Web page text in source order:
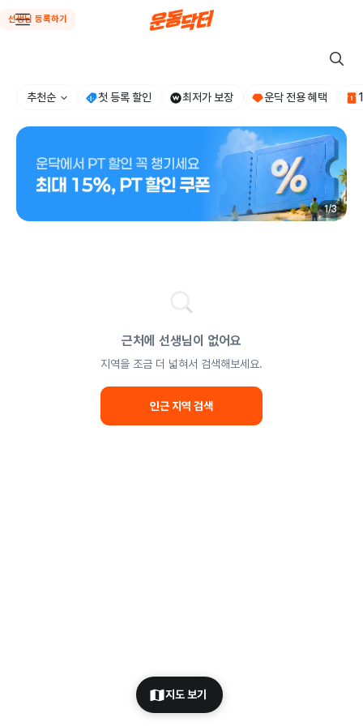
선생님 등록하기
추천순 첫 등록 할인 최저가 보장 운닥 전용 혜택
지도 보기
1/3
근처에 선생님이 없어요
지역을 조금 더 넓혀서 검색해보세요.
인근 지역 검색